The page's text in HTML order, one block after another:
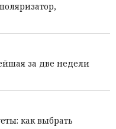
за две недели
как выбрать